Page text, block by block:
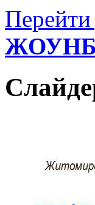
Перейти
ЖОУНБ